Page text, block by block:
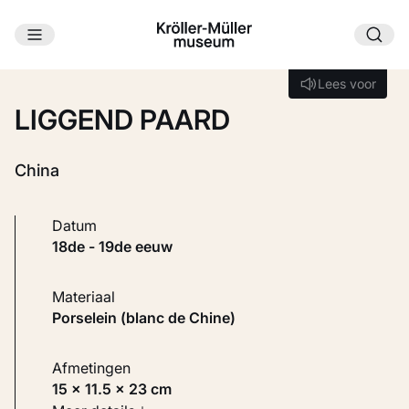
Ga naar hoofdinhoud
Lees voor
Lees voor
LIGGEND PAARD
China
Datum
18de - 19de eeuw
Materiaal
Porselein (blanc de Chine)
Afmetingen
15 × 11.5 × 23 cm